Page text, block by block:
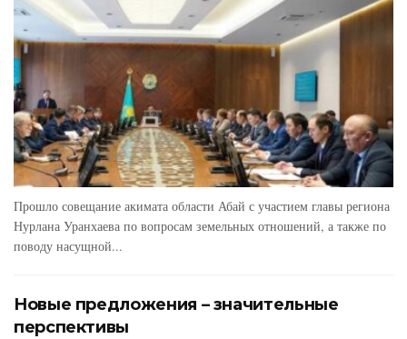
Прошло совещание акимата области Абай с уча­стием главы региона
Нурлана Уранхаева по вопро­сам земельных отношений, а также по
поводу насущ­ной...
Новые предложения – значительные
перспективы